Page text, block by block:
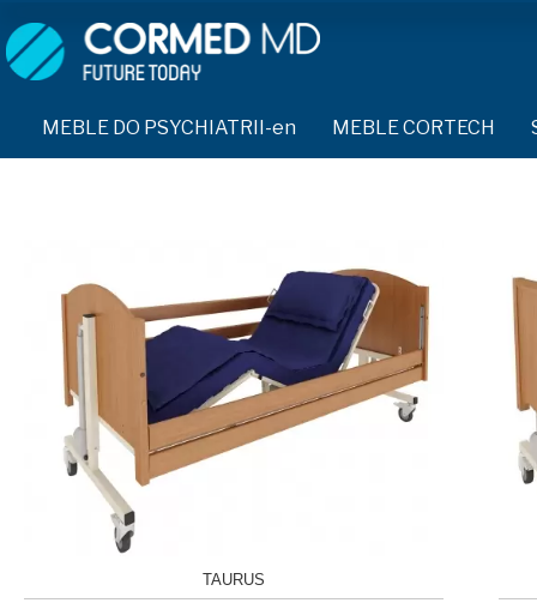
MEBLE DO PSYCHIATRII-en
KRZESŁA POLIPROPYLENOWE-en
STOŁY-en
SZAFY UBRANIOWE
SZAFKI PRZYŁÓŻKOWE-en
MEBLE PIANKOWE FEEK
MEBLE BEHAWIORALNE-en
MEBLE WIĘZIENNE-en
OBUDOWA OCHRONNA TV
MEBLE CORTECH
MEBLE DO PSYCHIATRII-en
ŁÓŻKA REHABILITACYJNE-en
KRZESŁA POLIPROPYLENOWE-en
STOŁY-en
SZAFY UBRANIOWE Z LAMINATU-en
SZAFKI PRZYŁÓŻKOWE-en
MEBLE BEHAWIORALNE-en
SPRZĘT DO PSYCHIATRII
KASK OCHRONNY-en
MASKA PRZECIW
BODYFIX OCHRONNA
KAMIZELKA
TAURUS